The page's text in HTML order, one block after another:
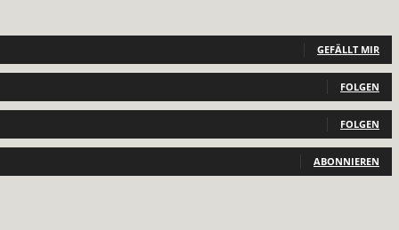
GEFÄLLT MIR
FOLGEN
FOLGEN
ABONNIEREN